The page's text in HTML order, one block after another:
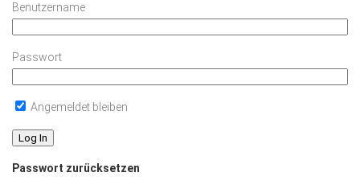
Benutzername
Passwort
Angemeldet bleiben
Passwort zurücksetzen